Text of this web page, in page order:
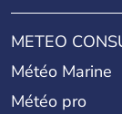
METEO
Météo Marine
Météo pro